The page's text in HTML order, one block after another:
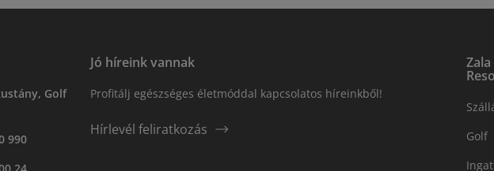
Golf
990
Jó híreink vannak
Profitálj egészséges életmóddal kapcsolatos híreinkből!
Hírlevél feliratkozás
Golf